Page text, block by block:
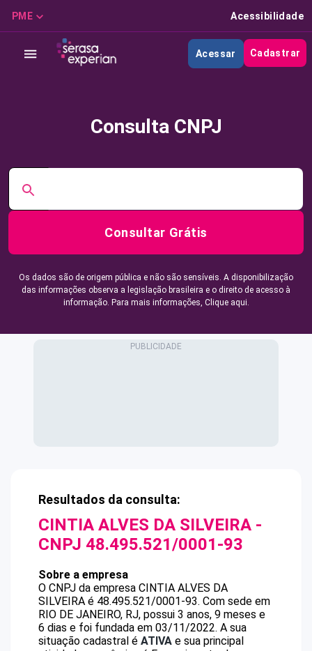
PME Acessibilidade
Acessar Cadastrar
Consulta CNPJ
Consultar Grátis
Os dados são de origem pública e não são sensíveis. A disponibilização
das informações observa a legislação brasileira e o direito de acesso à
informação. Para mais informações, Clique aqui.
Resultados da consulta:
CINTIA ALVES DA SILVEIRA -
CNPJ 48.495.521/0001-93
Sobre a empresa
O CNPJ da empresa CINTIA ALVES DA
SILVEIRA é 48.495.521/0001-93. Com sede em
RIO DE JANEIRO, RJ, possui 3 anos, 9 meses e
6 dias e foi fundada em 03/11/2022. A sua
situação cadastral é ATIVA e sua principal